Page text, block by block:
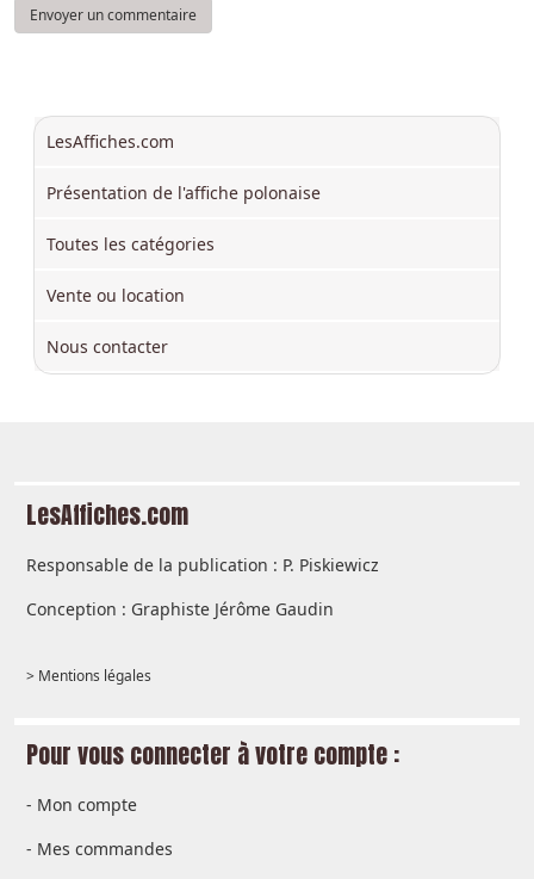
LesAffiches.com
Présentation de l'affiche polonaise
Toutes les catégories
Vente ou location
Nous contacter
LesAffiches.com
Responsable de la publication : P. Piskiewicz
Conception : Graphiste Jérôme Gaudin
> Mentions légales
Pour vous connecter à votre compte :
- Mon compte
- Mes commandes